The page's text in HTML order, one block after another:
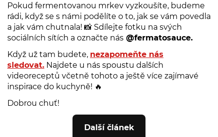
Pokud fermentovanou mrkev vyzkoušíte, budeme
rádi, když se s námi podělíte o to, jak se vám povedla
a jak vám chutnala! 📸 Sdílejte fotku na svých
sociálních sítích a označte nás @fermatosauce.
Když už tam budete, nezapomeňte nás
sledovat. Najdete u nás spoustu dalších
videoreceptů včetně tohoto a ještě více zajímavé
inspirace do kuchyně! 🔥
Dobrou chuť!
Další článek